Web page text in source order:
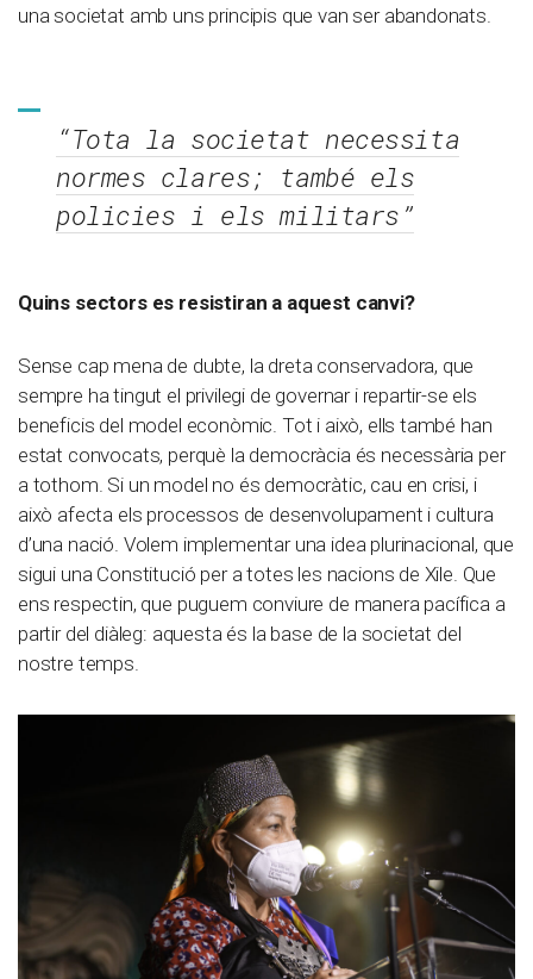
una societat amb uns principis que van ser abandonats.
“Tota la societat necessita
normes clares; també els
policies i els militars”
Quins sectors es resistiran a aquest canvi?
Sense cap mena de dubte, la dreta conservadora, que
sempre ha tingut el privilegi de governar i repartir-se els
beneficis del model econòmic. Tot i això, ells també han
estat convocats, perquè la democràcia és necessària per
a tothom. Si un model no és democràtic, cau en crisi, i
això afecta els processos de desenvolupament i cultura
d’una nació. Volem implementar una idea plurinacional, que
sigui una Constitució per a totes les nacions de Xile. Que
ens respectin, que puguem conviure de manera pacífica a
partir del diàleg: aquesta és la base de la societat del
nostre temps.